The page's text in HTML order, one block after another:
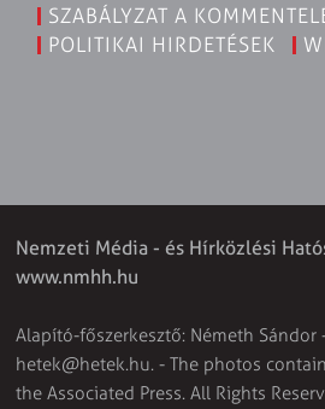
SZABÁLYZAT A
POLITIKAI HIRDETÉSEK
Nemzeti Média - és Hírközlési
www.nmhh.hu
Alapító-főszerkesztő: Németh
hetek@hetek.hu. - The photos
the Associated Press. All Rights